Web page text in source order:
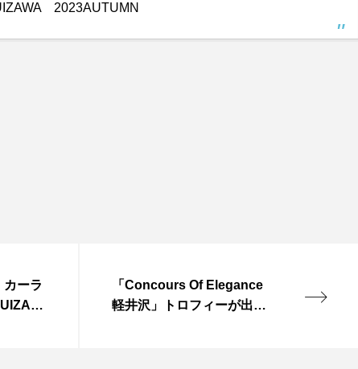
2023AUTUMN
ーラ
「Concours Of Elegance
軽井沢」トロフィーが出来